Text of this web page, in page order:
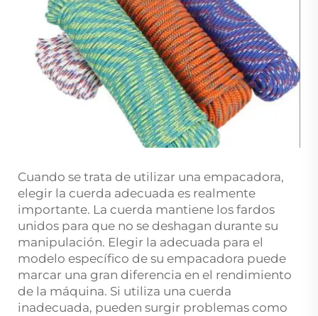
Cuando se trata de utilizar una empacadora,
elegir la cuerda adecuada es realmente
importante. La cuerda mantiene los fardos
unidos para que no se deshagan durante su
manipulación. Elegir la adecuada para el
modelo específico de su empacadora puede
marcar una gran diferencia en el rendimiento
de la máquina. Si utiliza una cuerda
inadecuada, pueden surgir problemas como